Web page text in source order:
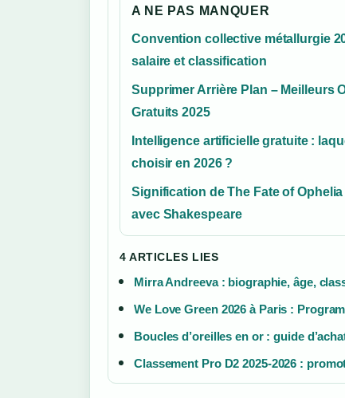
A NE PAS MANQUER
Convention collective métallurgie
salaire et classification
Supprimer Arrière Plan – Meilleurs
Gratuits 2025
Intelligence artificielle gratuite :
choisir en 2026 ?
Signification de The Fate of Ophelia
avec Shakespeare
4 ARTICLES LIES
Mirra Andreeva : biographie, âge,
We Love Green 2026 à Paris :
Boucles d’oreilles en or : guide
Classement Pro D2 2025-2026 :